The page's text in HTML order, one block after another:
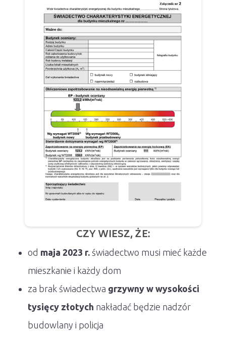
CZY WIESZ, ŻE:
od maja 2023 r. świadectwo musi mieć każde
mieszkanie i każdy dom
za brak świadectwa grzywny w wysokości
tysięcy złotych nakładać będzie nadzór
budowlany i policja